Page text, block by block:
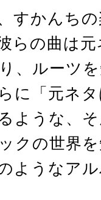
すかんち
らの曲は
、ルーツ
に「元ネ
ような、
クの世界
ようなア